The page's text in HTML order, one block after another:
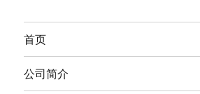
首页
公司简介